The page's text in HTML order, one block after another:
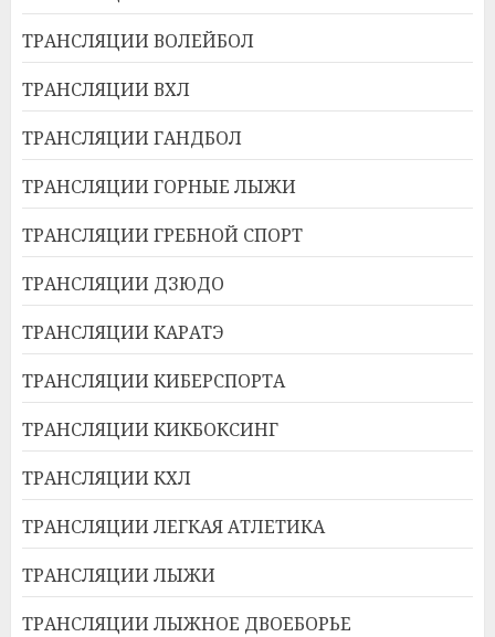
ТРАНСЛЯЦИИ ВОЛЕЙБОЛ
ТРАНСЛЯЦИИ ВХЛ
ТРАНСЛЯЦИИ ГАНДБОЛ
ТРАНСЛЯЦИИ ГОРНЫЕ ЛЫЖИ
ТРАНСЛЯЦИИ ГРЕБНОЙ СПОРТ
ТРАНСЛЯЦИИ ДЗЮДО
ТРАНСЛЯЦИИ КАРАТЭ
ТРАНСЛЯЦИИ КИБЕРСПОРТА
ТРАНСЛЯЦИИ КИКБОКСИНГ
ТРАНСЛЯЦИИ КХЛ
ТРАНСЛЯЦИИ ЛЕГКАЯ АТЛЕТИКА
ТРАНСЛЯЦИИ ЛЫЖИ
ТРАНСЛЯЦИИ ЛЫЖНОЕ ДВОЕБОРЬЕ